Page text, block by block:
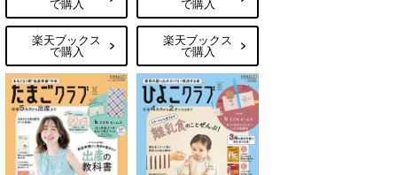
で購入
楽天ブックス
で購入
で購入
楽天ブックス
で購入